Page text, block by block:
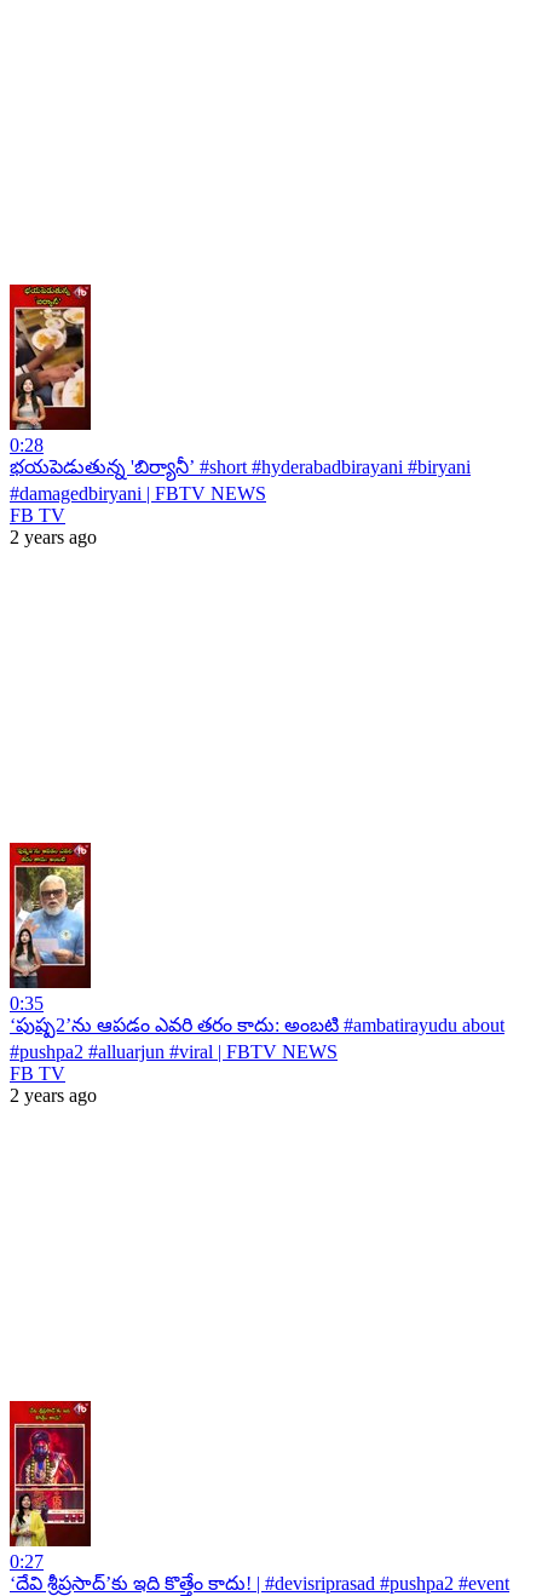
0:28
భయపెడుతున్న 'బిర్యానీ’ #short #hyderabadbirayani #biryani
#damagedbiryani | FBTV NEWS
FB TV
2 years ago
0:35
‘పుష్ప2’ను ఆపడం ఎవరి తరం కాదు: అంబటి #ambatirayudu about
#pushpa2 #alluarjun #viral | FBTV NEWS
FB TV
2 years ago
0:27
‘దేవి శ్రీప్రసాద్’కు ఇది కొత్తేం కాదు! | #devisriprasad #pushpa2 #event